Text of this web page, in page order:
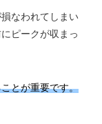
なわれてしまい
ピークが収まっ
とが重要です。